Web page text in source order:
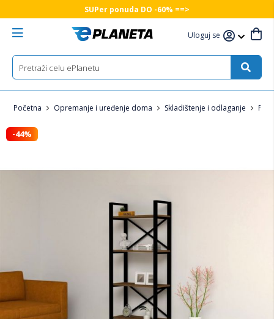
SUPer ponuda DO -60% ==>
Uloguj se
Početna Opremanje i uređenje doma Skladištenje i odlaganje
-44%